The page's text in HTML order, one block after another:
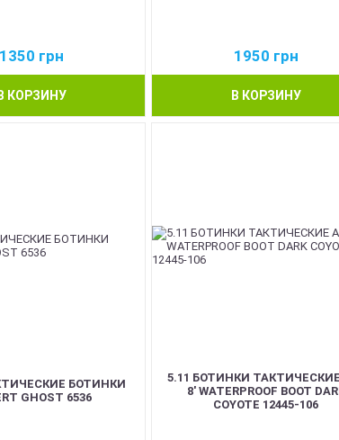
1350 грн
В КОРЗИНУ
1950 грн
В КОРЗИНУ
БОТИНКИ
GHOST 6536
5.11 БОТИНКИ
8' WATERPROOF BOOT
COYOTE 12445-106